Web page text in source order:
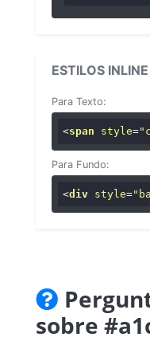
ESTILOS
Para Texto:
<span style=
Para Fundo:
<div style=
sobre